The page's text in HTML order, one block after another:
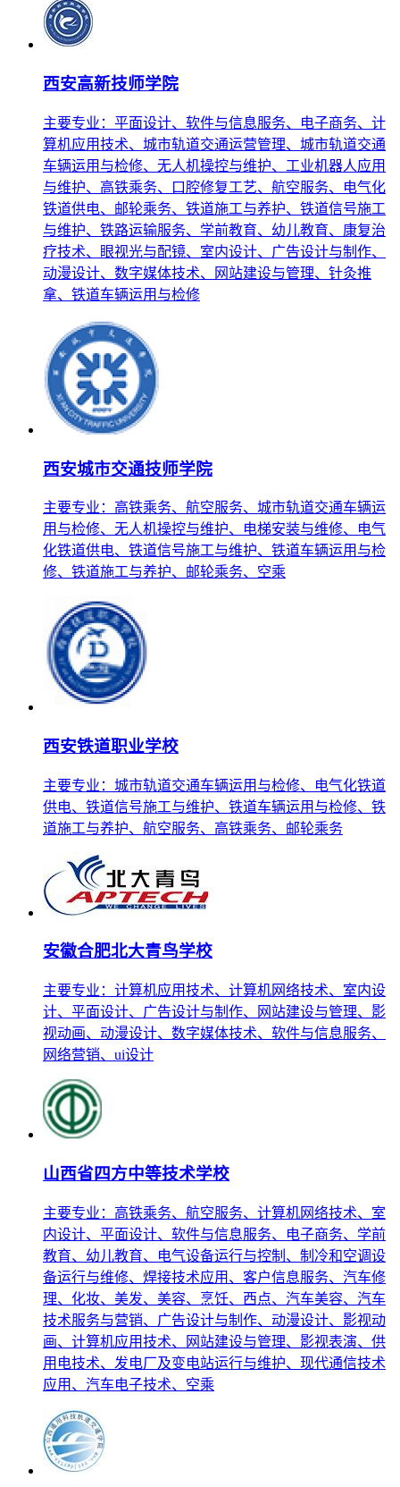
西安高新技师学院
主要专业：平面设计、软件与信息服务、电子商务、计
算机应用技术、城市轨道交通运营管理、城市轨道交通
车辆运用与检修、无人机操控与维护、工业机器人应用
与维护、高铁乘务、口腔修复工艺、航空服务、电气化
铁道供电、邮轮乘务、铁道施工与养护、铁道信号施工
与维护、铁路运输服务、学前教育、幼儿教育、康复治
疗技术、眼视光与配镜、室内设计、广告设计与制作、
动漫设计、数字媒体技术、网站建设与管理、针灸推
拿、铁道车辆运用与检修
西安城市交通技师学院
主要专业：高铁乘务、航空服务、城市轨道交通车辆运
用与检修、无人机操控与维护、电梯安装与维修、电气
化铁道供电、铁道信号施工与维护、铁道车辆运用与检
修、铁道施工与养护、邮轮乘务、空乘
西安铁道职业学校
主要专业：城市轨道交通车辆运用与检修、电气化铁道
供电、铁道信号施工与维护、铁道车辆运用与检修、铁
道施工与养护、航空服务、高铁乘务、邮轮乘务
安徽合肥北大青鸟学校
主要专业：计算机应用技术、计算机网络技术、室内设
计、平面设计、广告设计与制作、网站建设与管理、影
视动画、动漫设计、数字媒体技术、软件与信息服务、
网络营销、ui设计
山西省四方中等技术学校
主要专业：高铁乘务、航空服务、计算机网络技术、室
内设计、平面设计、软件与信息服务、电子商务、学前
教育、幼儿教育、电气设备运行与控制、制冷和空调设
备运行与维修、焊接技术应用、客户信息服务、汽车修
理、化妆、美发、美容、烹饪、西点、汽车美容、汽车
技术服务与营销、广告设计与制作、动漫设计、影视动
画、计算机应用技术、网站建设与管理、影视表演、供
用电技术、发电厂及变电站运行与维护、现代通信技术
应用、汽车电子技术、空乘